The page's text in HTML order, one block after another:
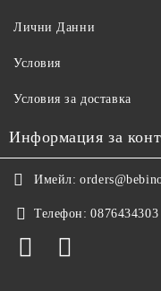
Лични Данни
Условия
Условия за доставка
Информация за
Имейл:
Телефон: 0876434303